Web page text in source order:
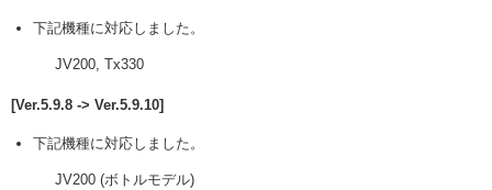
下記機種に対応しました。
JV200, Tx330
[Ver.5.9.8 -> Ver.5.9.10]
下記機種に対応しました。
JV200 (ボトルモデル)